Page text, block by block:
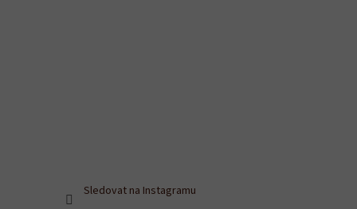
Sledovat na Instagramu